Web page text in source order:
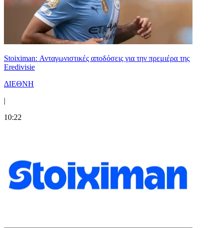
Stoiximan: Ανταγωνιστικές αποδόσεις για την πρεμιέρα της
Eredivisie
ΔΙΕΘΝΗ
|
10:22